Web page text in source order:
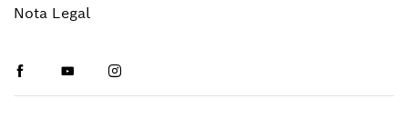
Nota Legal
FacebookYoutubeInstagram